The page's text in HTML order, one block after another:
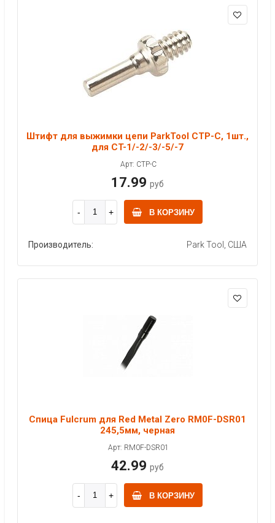
Штифт для выжимки цепи ParkTool CTP-C, 1шт.,
для CT-1/-2/-3/-5/-7
Арт: CTP-C
17.99 руб
В КОРЗИНУ
Производитель: Park Tool, США
Спица Fulcrum для Red Metal Zero RM0F-DSR01
245,5мм, черная
Арт: RM0F-DSR01
42.99 руб
В КОРЗИНУ